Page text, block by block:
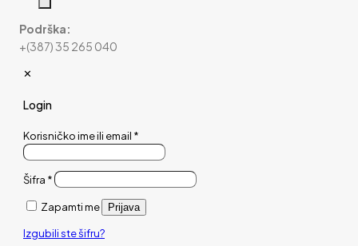
Podrška:
+(387) 35 265 040
✕
Login
Korisničko ime ili email *
Šifra *
Zapamti me Prijava
Izgubili ste šifru?